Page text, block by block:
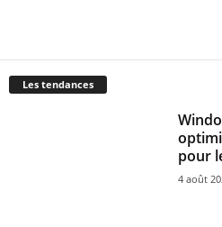
Les tendances
pour
4 août